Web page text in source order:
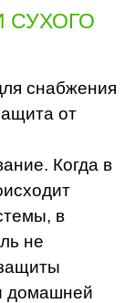
СУХОГО
снабжения
от
Когда в
в
не
домашней